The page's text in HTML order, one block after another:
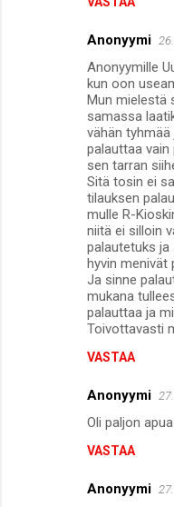
Anonyymi
Anonyymille
kun oon
Mun mielestä
samassa
vähän
palauttaa vain
sen tarran
Sitä tosin ei
tilauksen
mulle R-
niitä ei silloin
palautetuks
hyvin menivät
Ja sinne
mukana
palauttaa ja
Toivottavasti
VASTAA
Anonyymi
Oli paljon
VASTAA
Anonyymi